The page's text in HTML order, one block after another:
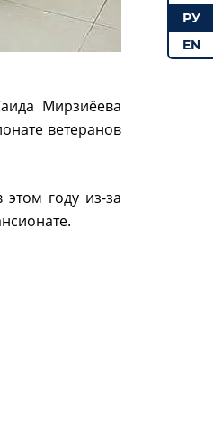
Мирзиёева
ветеранов
году из-за
РУ
EN